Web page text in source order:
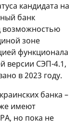
кандидата на
банк
возможностью
зоне
функционала
версии СЭП-4.1,
в 2023 году.
банка –
имеют
но пока не